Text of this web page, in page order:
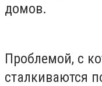
домов.
Проблемой, с
сталкиваются